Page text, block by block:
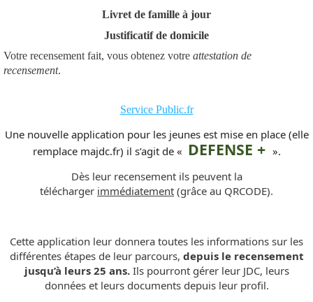
Livret de famille à jour
Justificatif de domicile
Votre recensement fait, vous obtenez votre attestation de
recensement.
Service Public.fr
Une nouvelle application pour les jeunes est mise en place (elle
remplace majdc.fr) il s’agit de « DEFENSE + ».
Dès leur recensement ils peuvent la
télécharger immédiatement (grâce au QRCODE).
Cette application leur donnera toutes les informations sur les
différentes étapes de leur parcours, depuis le recensement
jusqu’à leurs 25 ans. Ils pourront gérer leur JDC, leurs
données et leurs documents depuis leur profil.